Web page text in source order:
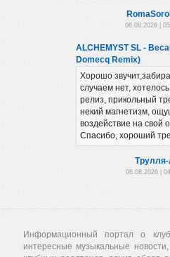
06.08.2026 |
ALCHEMYST SL -
Domecq Remix)
Хорошо
случаем нет,
релиз, прикольный
некий магнетизм,
воздействие на свой
Спасибо, хороший
06.08.2026 |
Информационный портал о
интересные музыкальные